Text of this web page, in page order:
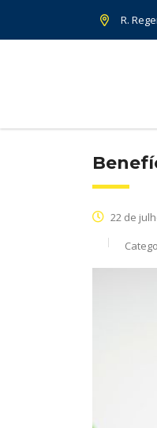
R.
22 de